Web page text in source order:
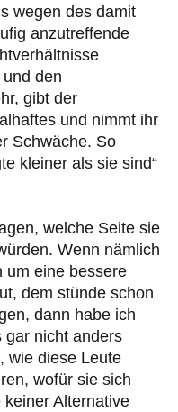
wegen des damit
anzutreffende
den
gibt der
und nimmt ihr
Schwäche. So
kleiner als sie sind“
welche Seite sie
Wenn nämlich
um eine bessere
dem stünde schon
dann habe ich
gar nicht anders
wie diese Leute
wofür sie sich
Alternative